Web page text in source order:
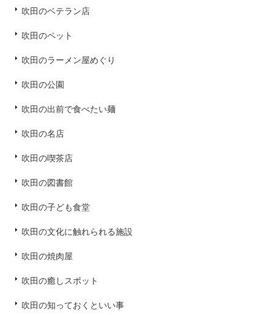
吹田のベテラン店
吹田のペット
吹田のラーメン屋めぐり
吹田の公園
吹田の出前で食べたい麺
吹田の名店
吹田の喫茶店
吹田の図書館
吹田の子ども食堂
吹田の文化に触れられる施設
吹田の焼肉屋
吹田の癒しスポット
吹田の知っておくといい事